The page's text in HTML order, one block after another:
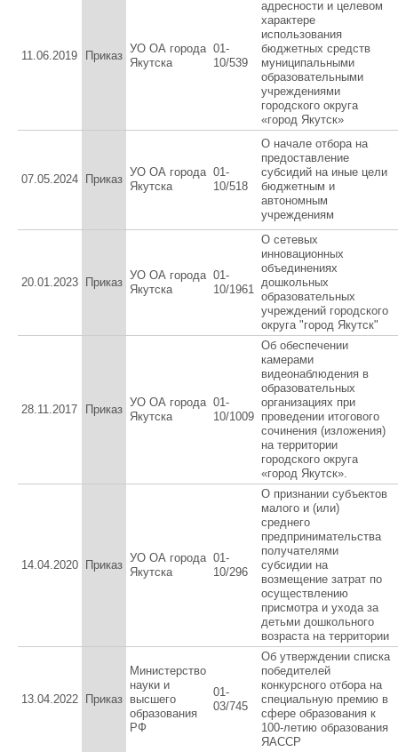
11.06.2019 Приказ
УО ОА города
Якутска
01-
10/539
адресности и целевом
характере
использования
бюджетных средств
муниципальными
образовательными
учреждениями
городского округа
«город Якутск»
07.05.2024 Приказ
УО ОА города
Якутска
01-
10/518
О начале отбора на
предоставление
субсидий на иные цели
бюджетным и
автономным
учреждениям
20.01.2023 Приказ
УО ОА города
Якутска
01-
10/1961
О сетевых
инновационных
объединениях
дошкольных
образовательных
учреждений городского
округа "город Якутск"
28.11.2017 Приказ
УО ОА города
Якутска
01-
10/1009
Об обеспечении
камерами
видеонаблюдения в
образовательных
организациях при
проведении итогового
сочинения (изложения)
на территории
городского округа
«город Якутск».
14.04.2020 Приказ
УО ОА города
Якутска
01-
10/296
О признании субъектов
малого и (или)
среднего
предпринимательства
получателями
субсидии на
возмещение затрат по
осуществлению
присмотра и ухода за
детьми дошкольного
возраста на территории
13.04.2022 Приказ
Министерство
науки и
высшего
образования
РФ
01-
03/745
Об утверждении списка
победителей
конкурсного отбора на
специальную премию в
сфере образования к
100-летию образования
ЯАССР